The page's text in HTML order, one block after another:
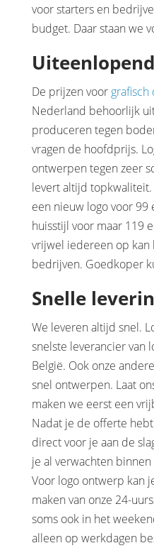
voor starters en
budget. Daar staan we
De prijzen voor grafisch
Nederland behoorlijk
produceren tegen
vragen de hoofdprijs.
ontwerpen tegen zeer
levert altijd
een nieuw logo voor
huisstijl voor maar 119
vrijwel iedereen op kan
bedrijven. Goedkoper
Snelle
We leveren altijd snel.
snelste leverancier van
België. Ook onze
snel ontwerpen. Laat
maken we eerst een
Nadat je de offerte
direct voor je aan de
je al verwachten
Voor logo ontwerp kan
maken van onze 24-
soms ook in het
alleen op werkdagen